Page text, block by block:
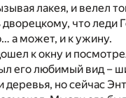
лакея, и велел
дворецкому, что леди
а может, и к ужину.
к окну и
его любимый вид –
деревья, но сейчас